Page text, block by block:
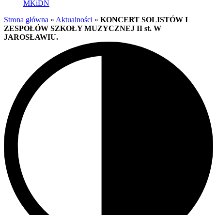
MKiDN
Strona główna » Aktualności » KONCERT SOLISTÓW I
ZESPOŁÓW SZKOŁY MUZYCZNEJ II st. W
JAROSŁAWIU.